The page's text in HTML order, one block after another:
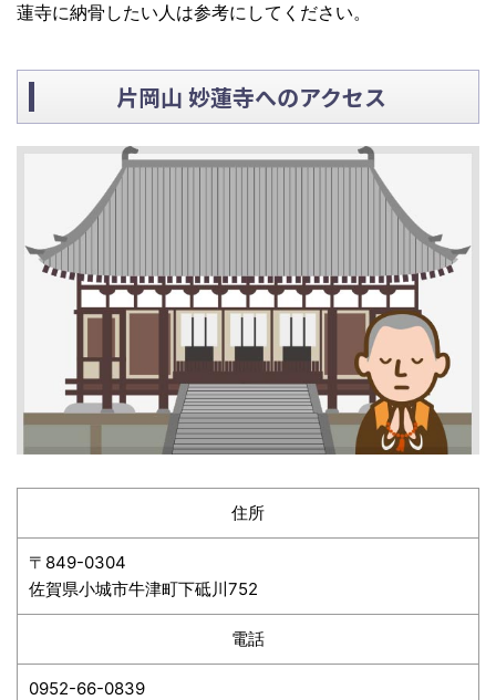
蓮寺に納骨したい人は参考にしてください。
片岡山 妙蓮寺へのアクセス
住所
〒849-0304
佐賀県小城市牛津町下砥川752
電話
0952-66-0839